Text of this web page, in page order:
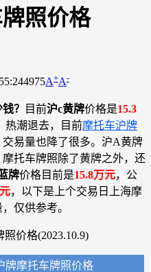
照价格
4975A+A-
？ 目前沪c黄牌价格是15.3
热潮退去，目前摩托车沪牌
易量也降了很多。沪A黄牌
托车牌照除了黄牌之外，还
牌价格目前是15.8万元，公
，以下是上个交易日上海摩
仅供参考。
牌摩托车牌照价格